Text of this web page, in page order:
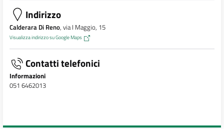
Indirizzo
Calderara Di Reno, via I Maggio, 15
Visualizza indirizzo su Google Maps
Contatti telefonici
Informazioni
051 6462013